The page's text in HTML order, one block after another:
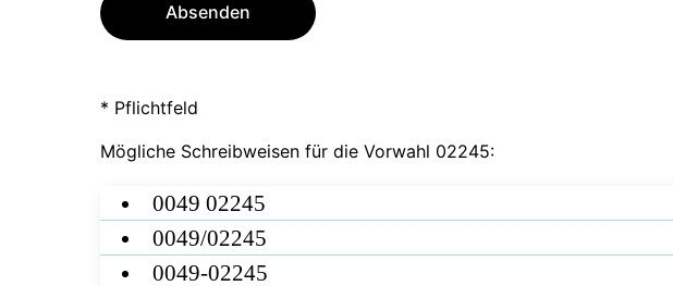
Absenden
* Pflichtfeld
Mögliche Schreibweisen für die Vorwahl 02245:
0049 02245
0049/02245
0049-02245